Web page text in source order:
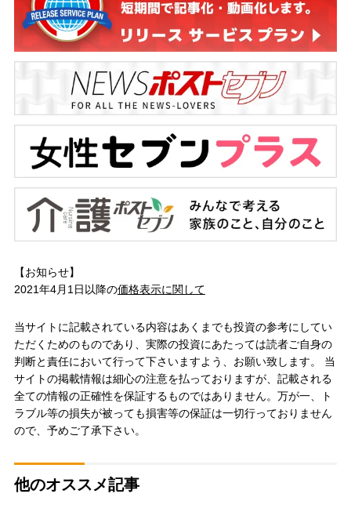
【お知らせ】
2021年4月1日以降の価格表示に関して
当サイトに記載されている内容はあくまでも投資の参考にしてい
ただくためのものであり、実際の投資にあたっては読者ご自身の
判断と責任において行って下さいますよう、お願い致します。 当
サイトの掲載情報は細心の注意を払っておりますが、記載される
全ての情報の正確性を保証するものではありません。万が一、ト
ラブル等の損失が被っても損害等の保証は一切行っておりません
ので、予めご了承下さい。
他のオススメ記事